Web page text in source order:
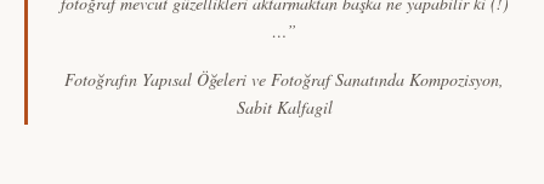
…”
Fotoğrafın Yapısal Öğeleri ve Fotoğraf Sanatında Kompozisyon,
Sabit Kalfagil